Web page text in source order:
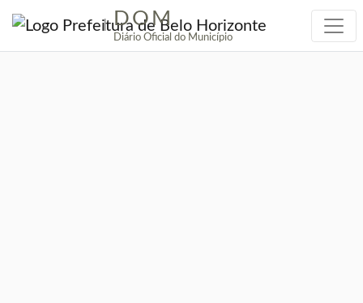
| DOM
Diário Oficial do Município